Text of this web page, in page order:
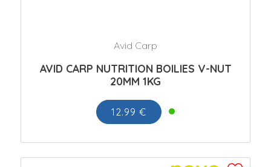
Avid Carp
AVID CARP NUTRITION BOILIES V-NUT
20MM 1KG
12.99 €